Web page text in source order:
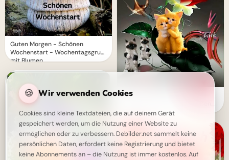
Guten Morgen - Schönen
Wochenstart - Wochentagsgruß
mit Blumen
Schönen Mittwoch Bilder -
Kätzchen
🍪 Wir verwenden Cookies
Cookies sind kleine Textdateien, die auf deinem Gerät
gespeichert werden, um die Nutzung einer Website zu
ermöglichen oder zu verbessern. Debilder.net sammelt keine
persönlichen Daten, erfordert keine Registrierung und bietet
keine Abonnements an – die Nutzung ist immer kostenlos. Auf